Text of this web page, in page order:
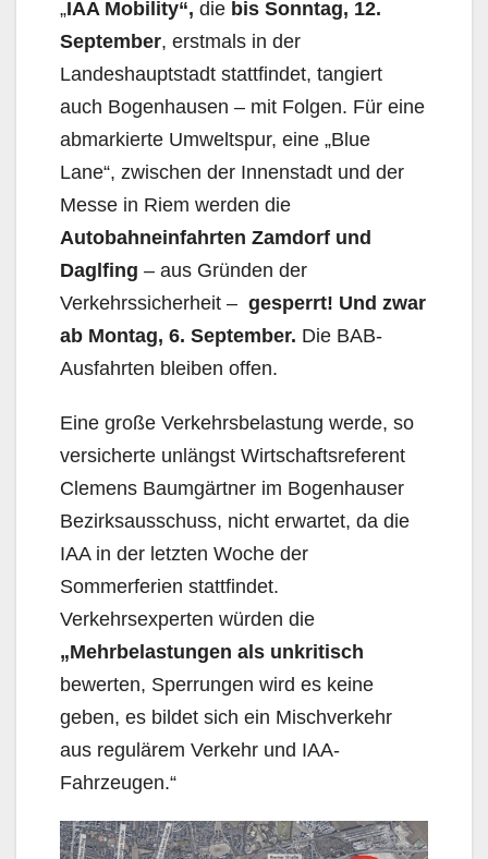
„IAA Mobility“, die bis Sonntag, 12.
September, erstmals in der
Landeshauptstadt stattfindet, tangiert
auch Bogenhausen – mit Folgen. Für eine
abmarkierte Umweltspur, eine „Blue
Lane“, zwischen der Innenstadt und der
Messe in Riem werden die
Autobahneinfahrten Zamdorf und
Daglfing – aus Gründen der
Verkehrssicher­heit – gesperrt! Und zwar
ab Montag, 6. September. Die BAB-
Ausfahrten bleiben offen.
Eine große Verkehrsbelastung werde, so
versicherte unlängst Wirtschaftsreferent
Clemens Baum­gärtner im Bogenhauser
Bezirksausschuss, nicht erwartet, da die
IAA in der letzten Woche der
Sommerferien stattfindet.
Verkehrsexperten würden die
„Mehrbelastungen als unkritisch
bewer­ten, Sperrungen wird es keine
geben, es bildet sich ein Mischverkehr
aus regulärem Verkehr und IAA-
Fahrzeugen.“